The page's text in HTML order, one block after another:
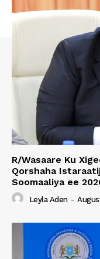
R/Wasaare Ku
Qorshaha
Soomaaliya ee
Leyla Aden -